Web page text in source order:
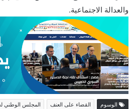
والعدالة الاجتماعية.
الوسوم القضاء على العنف
المجلس الوطني